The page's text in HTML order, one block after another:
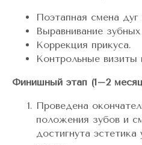
Поэтапная смена
Выравнивание
Коррекция прикуса.
Контрольные
Финишный этап (1–2
Проведена
положения зубов и
достигнута